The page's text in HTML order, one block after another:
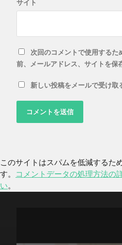
サイト
次回のコメントで使用するた
前、メールアドレス、サイトを保
新しい投稿をメールで受け取
このサイトはスパムを低減するた
す。
コメントデータの処理方法の
い。